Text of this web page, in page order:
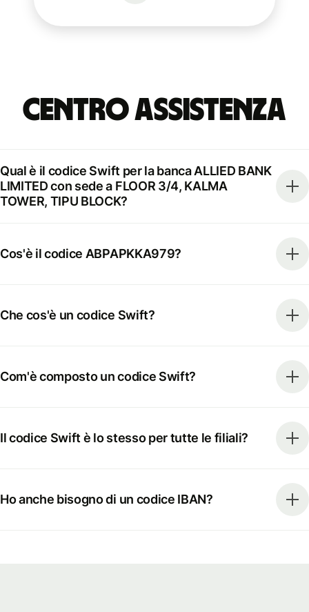
Centro Assistenza
Qual è il codice Swift per la banca ALLIED BANK
LIMITED con sede a FLOOR 3/4, KALMA
TOWER, TIPU BLOCK?
Cos'è il codice ABPAPKKA979?
Che cos'è un codice Swift?
Com'è composto un codice Swift?
Il codice Swift è lo stesso per tutte le filiali?
Ho anche bisogno di un codice IBAN?